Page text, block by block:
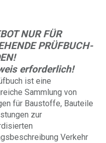
NUR FÜR
PRÜFBUCH-
erforderlich!
ist eine
Sammlung von
für Baustoffe, Bauteile
zur
Verkehr